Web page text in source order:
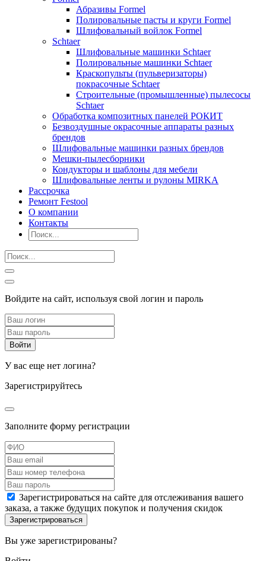
Абразивы Formel
Полировальные пасты и круги Formel
Шлифовальный войлок Formel
Schtaer
Шлифовальные машинки Schtaer
Полировальные машинки Schtaer
Краскопульты (пульверизаторы)
покрасочные Schtaer
Строительные (промышленные) пылесосы
Schtaer
Обработка композитных панелей РОКИТ
Безвоздушные окрасочные аппараты разных
брендов
Шлифовальные машинки разных брендов
Мешки-пылесборники
Кондукторы и шаблоны для мебели
Шлифовальные ленты и рулоны MIRKA
Рассрочка
Ремонт Festool
О компании
Контакты
Войдите на сайт, используя свой логин и пароль
У вас еще нет логина?
Зарегистрируйтесь
Заполните форму регистрации
Зарегистрироваться на сайте для отслеживания вашего
заказа, а также будущих покупок и получения скидок
Вы уже зарегистрированы?